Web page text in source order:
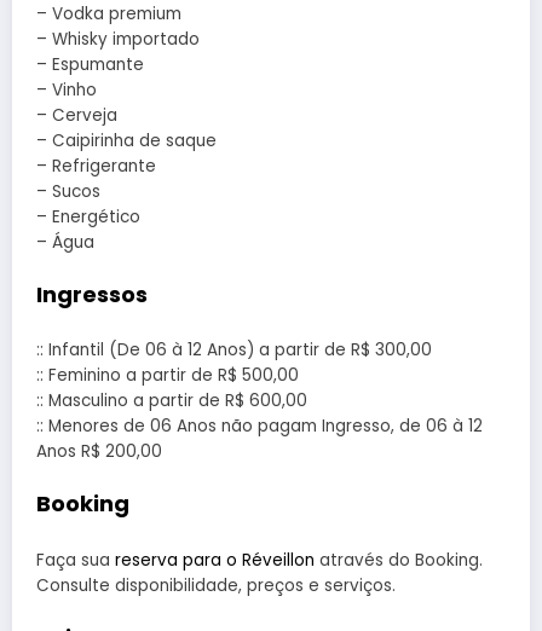
– Vodka premium
– Whisky importado
– Espumante
– Vinho
– Cerveja
– Caipirinha de saque
– Refrigerante
– Sucos
– Energético
– Água
Ingressos
:: Infantil (De 06 à 12 Anos) a partir de R$ 300,00
:: Feminino a partir de R$ 500,00
:: Masculino a partir de R$ 600,00
:: Menores de 06 Anos não pagam Ingresso, de 06 à 12
Anos R$ 200,00
Booking
Faça sua reserva para o Réveillon através do Booking.
Consulte disponibilidade, preços e serviços.